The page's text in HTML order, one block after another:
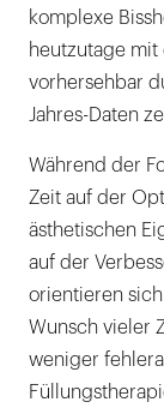
komplexe
heutzutage mit
vorhersehbar
Jahres-Daten
Während der
Zeit auf der
ästhetischen
auf der
orientieren
Wunsch vieler
weniger